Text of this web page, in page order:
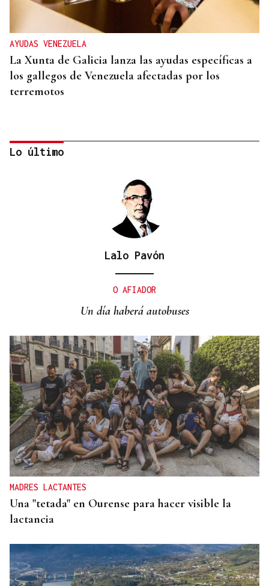
AYUDAS VENEZUELA
La Xunta de Galicia lanza las ayudas específicas a
los gallegos de Venezuela afectadas por los
terremotos
Asturias ofrece a los centros asturianos cursos a
Lo último
Lalo Pavón
O AFIADOR
Un día haberá autobuses
MADRES LACTANTES
Una "tetada" en Ourense para hacer visible la
lactancia